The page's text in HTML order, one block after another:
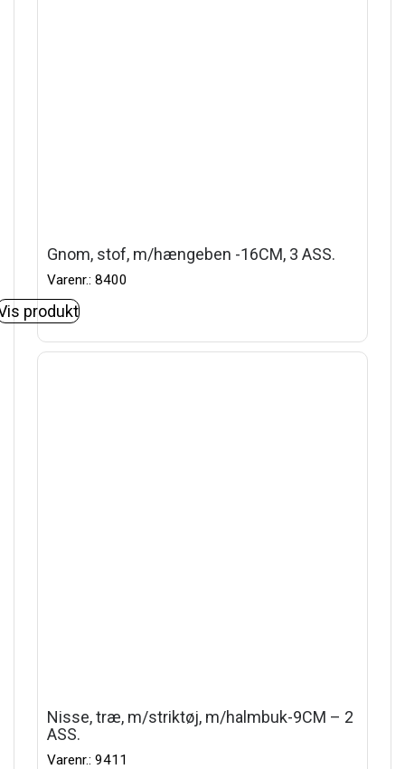
Gnom, stof, m/hængeben -16CM, 3 ASS.
Varenr.: 8400
produkt
Nisse, træ, m/striktøj, m/halmbuk-9CM – 2
ASS.
Varenr.: 9411